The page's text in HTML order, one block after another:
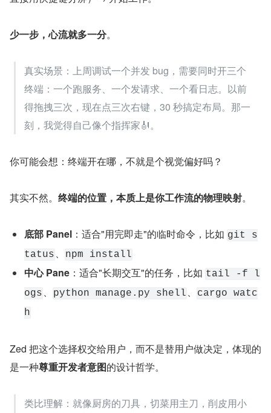
少一步，心流就多一分。
真实场景：上周调试一个并发 bug，需要同时开三个
终端：一个跑服务、一个发请求、一个看日志。以前
得拖拽三次，现在点三次右键，30 秒搞定布局。那一
刻，我觉得自己像个指挥家🎻。
你可能会想：终端开在哪，不就是个视觉偏好吗？
其实不然。 终端的位置，本质上是你工作流的物理映射。
底部 Panel ：适合"用完即走"的临时命令，比如 git s
tatus 、 npm install
中心 Pane ：适合"长期交互"的任务，比如 tail -f l
ogs 、 python manage.py shell 、
cargo watc
h
Zed 把这个选择权交给用户，而不是替用户做决定，体现的
是一种尊重开发者意图的设计哲学。
类比理解：就像厨房的刀具，切菜用主刀，削皮用小